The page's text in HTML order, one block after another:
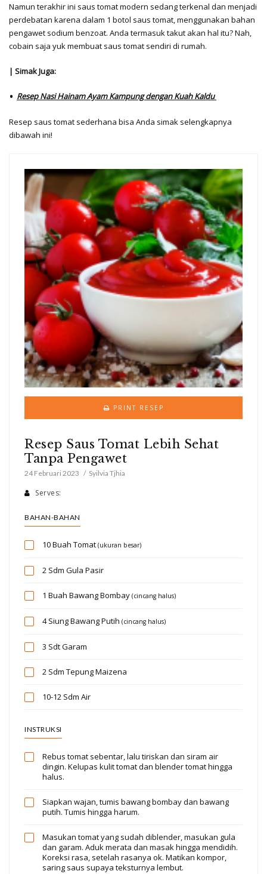
Namun terakhir ini saus tomat modern sedang terkenal dan menjadi
perdebatan karena dalam 1 botol saus tomat, menggunakan bahan
pengawet sodium benzoat. Anda termasuk takut akan hal itu? Nah,
cobain saja yuk membuat saus tomat sendiri di rumah.
| Simak Juga:
Resep Nasi Hainam Ayam Kampung dengan Kuah Kaldu
Resep saus tomat sederhana bisa Anda simak selengkapnya
dibawah ini!
PRINT RESEP
Resep Saus Tomat Lebih Sehat
Tanpa Pengawet
24 Februari 2023 Syilvia Tjhia
Serves:
BAHAN-BAHAN
10 Buah Tomat (ukuran besar)
2 Sdm Gula Pasir
1 Buah Bawang Bombay (cincang halus)
4 SiungBawang Putih (cincang halus)
3 SdtGaram
2 Sdm Tepung Maizena
10-12 Sdm Air
INSTRUKSI
Rebus tomat sebentar, lalu tiriskan dan siram air
dingin. Kelupas kulit tomat dan blender tomat hingga
halus.
Siapkan wajan, tumis bawang bombay dan bawang
putih. Tumis hingga harum.
Masukan tomat yang sudah diblender, masukan gula
dan garam. Aduk merata dan masak hingga mendidih.
Koreksi rasa, setelah rasanya ok. Matikan kompor,
saring saus supaya teksturnya lembut.